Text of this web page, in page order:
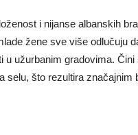
i nijanse albanskih
žene sve više odlučuju
u užurbanim gradovima.
selu, što rezultira